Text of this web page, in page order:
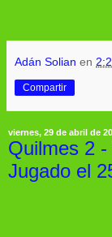
Adán Solian en
Compartir
viernes, 29 de abril de
Quilmes 2 -
Jugado el